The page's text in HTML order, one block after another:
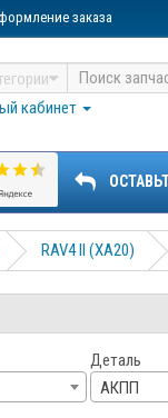
заказа
кабинет
RAV4 II (XA20)
Деталь
АКПП